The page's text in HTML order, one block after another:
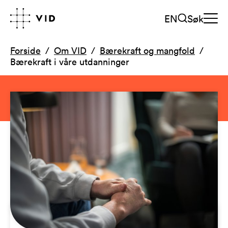
EN Søk
Forside Om VID
Bærekraft og mangfold
Bærekraft i våre utdanninger